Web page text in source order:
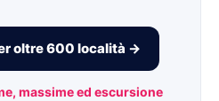
oltre 600 località →
massime ed escursione